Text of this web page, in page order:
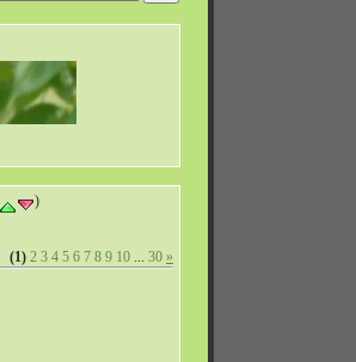
)
(1) 2 3 4 5 6 7 8 9 10 30 »